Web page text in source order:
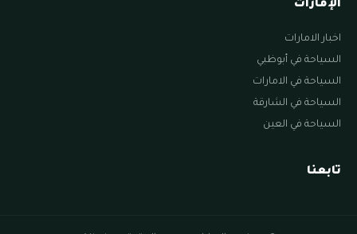
الإمارات
اخبار الامارات
السياحة في أبوظبي
السياحة في الامارات
السياحة في الشارقة
السياحة في العين
تابعنا